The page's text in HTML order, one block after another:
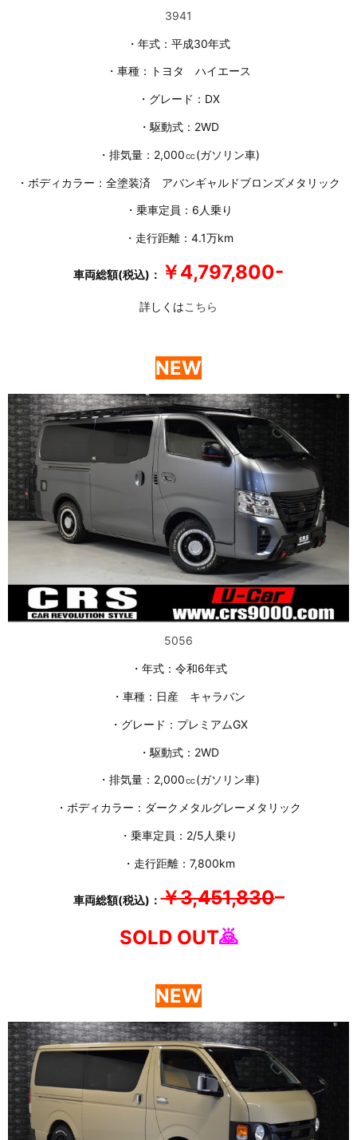
3941
・年式：平成30年式
・車種：トヨタ ハイエース
・グレード：DX
・駆動式：2WD
・排気量：2,000㏄(ガソリン車)
・ボディカラー：全塗装済 アバンギャルドブロンズメタリック
・乗車定員：6人乗り
・走行距離：4.1万km
車両総額(税込)： ￥4,797,800-
詳しくはこちら
NEW
5056
・年式：令和6年式
・車種：日産 キャラバン
・グレード：プレミアムGX
・駆動式：2WD
・排気量：2,000㏄(ガソリン車)
・ボディカラー：ダークメタルグレーメタリック
・乗車定員：2/5人乗り
・走行距離：7,800km
車両総額(税込)：￥3,451,830–
SOLD OUT🙇
NEW